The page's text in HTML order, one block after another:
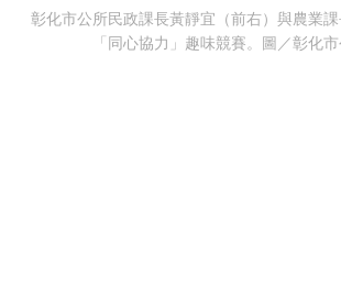
彰化市公所民政課長黃靜宜（前右）與農業
「同心協力」趣味競賽。圖／彰化